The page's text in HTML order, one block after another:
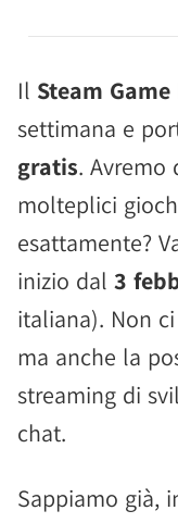
Il Steam
settimana e
gratis. Avremo
molteplici
esattamente?
inizio dal 3
italiana). Non
ma anche la
streaming di
chat.
Sappiamo già,